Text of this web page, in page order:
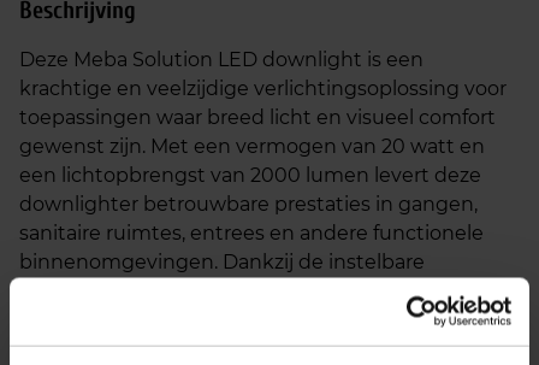
Beschrijving
Deze Meba Solution LED downlight is een
krachtige en veelzijdige verlichtingsoplossing voor
toepassingen waar breed licht en visueel comfort
gewenst zijn. Met een vermogen van 20 watt en
een lichtopbrengst van 2000 lumen levert deze
downlighter betrouwbare prestaties in gangen,
sanitaire ruimtes, entrees en andere functionele
binnenomgevingen. Dankzij de instelbare
kleurtemperatuur van 3000K (warmwit), 4000K
(koelwit) en 6000K (daglichtwit) is de lichtsfeer
eenvoudig af te stemmen op de ruimte en het